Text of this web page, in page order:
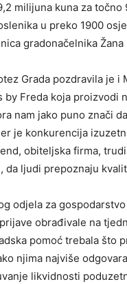
milijuna kuna za točno
u preko 1900
gradonačelnika Žana
Grada pozdravila je i
by Freda koja proizvodi
nam jako puno znači
je konkurencija
obiteljska firma,
da ljudi prepoznaju
odjela za
obrađivale na
pomoć trebala što
njima najviše
likvidnosti